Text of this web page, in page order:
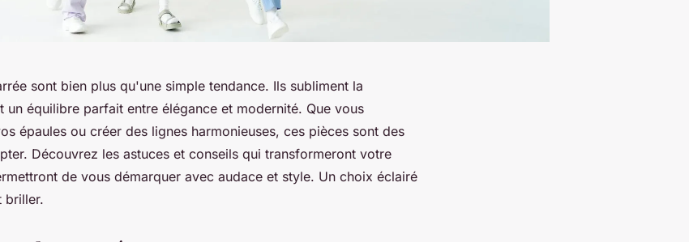
sont bien plus qu'une simple tendance. Ils subliment la
un équilibre parfait entre élégance et modernité. Que vous
épaules ou créer des lignes harmonieuses, ces pièces sont des
Découvrez les astuces et conseils qui transformeront votre
de vous démarquer avec audace et style. Un choix éclairé
briller.